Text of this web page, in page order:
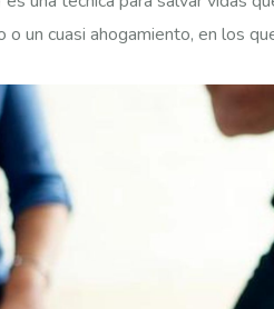
un cuasi ahogamiento, en los